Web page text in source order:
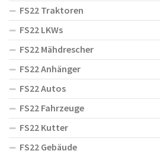
FS22 Traktoren
FS22 LKWs
FS22 Mähdrescher
FS22 Anhänger
FS22 Autos
FS22 Fahrzeuge
FS22 Kutter
FS22 Gebäude